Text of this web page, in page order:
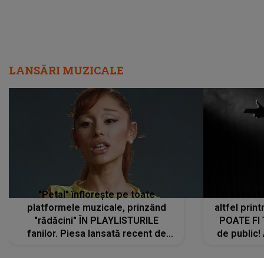
LANSĂRI MUZICALE
"Petal" înflorește pe toate
platformele muzicale, prinzând
"rădăcini" ÎN PLAYLISTURILE
fanilor. Piesa lansată recent de
altfel
POATE FI
de public!